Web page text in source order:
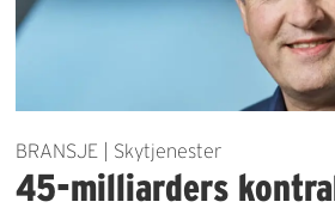
BRANSJE | Skytjenester
45-milliarders